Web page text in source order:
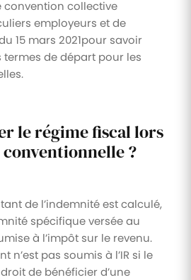
convention collective
employeurs et de
15 mars 2021pour savoir
de départ pour les
le régime fiscal lors
?
de l’indemnité est calculé,
spécifique versée au
à l’impôt sur le revenu.
n’est pas soumis à l’IR si le
de bénéficier d’une